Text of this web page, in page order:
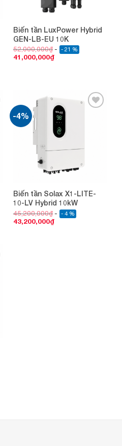
Biến tần LuxPower Hybrid
GEN-LB-EU 10K
52,000,000₫ - 21 %
41,000,000₫
-4%
Biến tần Solax X1-LITE-
10-LV Hybrid 10kW
45,200,000₫ - 4 %
43,200,000₫